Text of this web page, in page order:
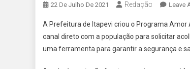
22 De Julho De 2021 Redação Leave
A Prefeitura de Itapevi criou o Programa
canal direto com a população para solicitar
uma ferramenta para garantir a segurança e